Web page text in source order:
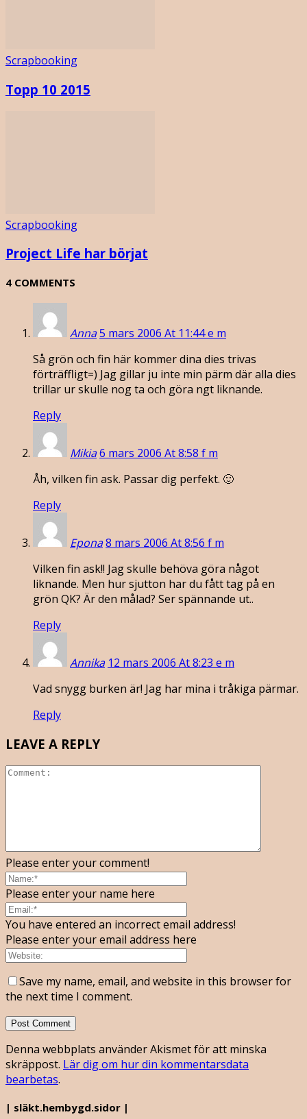
Scrapbooking
Topp 10 2015
Scrapbooking
Project Life har börjat
4 COMMENTS
Anna5 mars 2006 At 11:44 e m
Så grön och fin här kommer dina dies trivas
förträffligt=) Jag gillar ju inte min pärm där alla dies
trillar ur skulle nog ta och göra ngt liknande.
Reply
Mikia6 mars 2006 At 8:58 f m
Åh, vilken fin ask. Passar dig perfekt. 🙂
Reply
Epona8 mars 2006 At 8:56 f m
Vilken fin ask!! Jag skulle behöva göra något
liknande. Men hur sjutton har du fått tag på en
grön QK? Är den målad? Ser spännande ut..
Reply
Annika 12 mars 2006 At 8:23 e m
Vad snygg burken är! Jag har mina i tråkiga pärmar.
Reply
LEAVE A REPLY
Please enter your comment!
Please enter your name here
You have entered an incorrect email address!
Please enter your email address here
Save my name, email, and website in this browser for
the next time I comment.
Denna webbplats använder Akismet för att minska
skräppost. Lär dig om hur din kommentarsdata
bearbetas.
| släkt.hembygd.sidor |